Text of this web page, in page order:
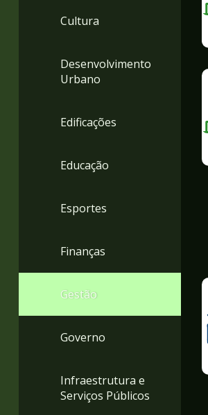
Cultura
Desenvolvimento
Urbano
Edificações
Educação
Esportes
Finanças
Gestão
Governo
Infraestrutura e
Serviços Públicos